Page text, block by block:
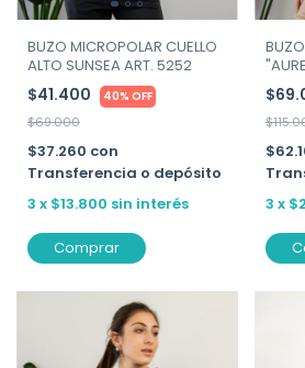
BUZO MICROPOLAR CUELLO
ALTO SUNSEA ART. 5252
$41.400 40% OFF
$69.000
$37.260 con
Transferencia o depósito
3 x $13.800 sin interés
Comprar
ART.
3 x